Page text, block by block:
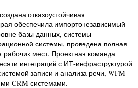
отказоустойчивая
обеспечила импортонезависимый
базы данных, системы
системы, проведена полная
рабочих мест. Проектная команда
интеграций с ИТ-инфраструктурой
записи и анализа речи, WFM-
CRM-системами.